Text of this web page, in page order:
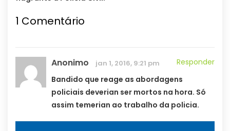
1 Comentário
Anonimo jan 1, 2016, 9:21 pm
Responder
Bandido que reage as abordagens
policiais deverian ser mortos na hora. Só
assim temerian ao trabalho da policia.